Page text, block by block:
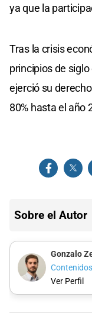
ya que la
Tras la crisis
principios de
ejerció su
80% hasta el año
Sobre el Autor
Gonzalo
Ver Perfil